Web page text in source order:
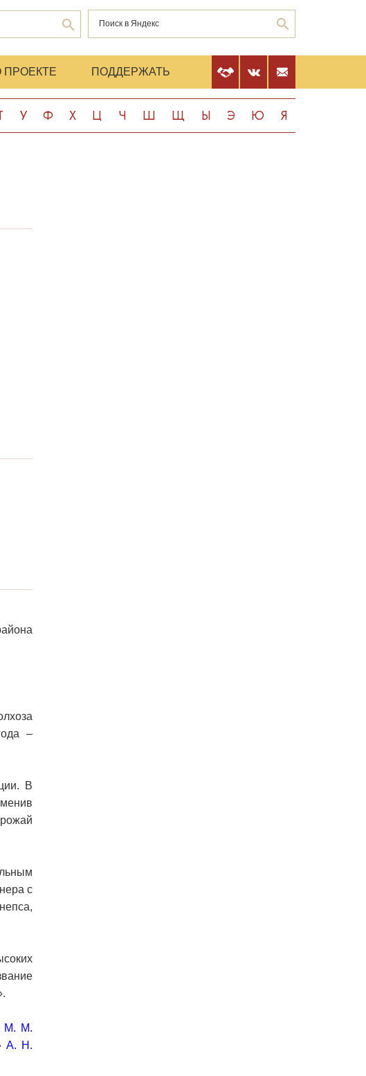
ПРОЕКТЕ ПОДДЕРЖАТЬ
У Ф Х Ц Ч Ш Щ Ы Э Ю Я
–
В
с
М. М.
А. Н.